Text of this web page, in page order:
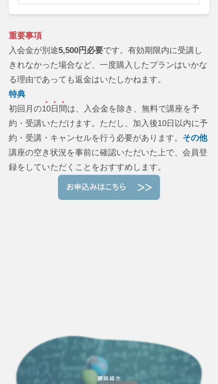
重要事項
入会金が別途5,500円必要です。有効期限内に受講し
きれなかった場合など、一度購入したプランはいかな
る理由であっても返金はいたしかねます。
特典
初回月の10日間は、入会金を除き、無料で講座を予
約・受講いただけます。ただし、加入後10日以内に予
約・受講・キャンセルを行う必要があります。 その他
講座の空き状況を事前に確認いただいた上で、会員登
録をしていただくことをおすすめします。